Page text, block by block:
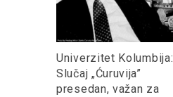
Univerzitet Kolumbija:
Slučaj „Ćuruvija”
presedan, važan za